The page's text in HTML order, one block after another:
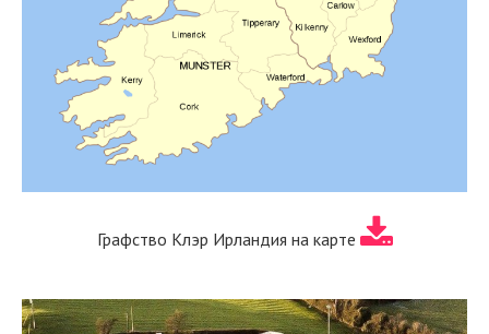
Графство Клэр Ирландия на карте